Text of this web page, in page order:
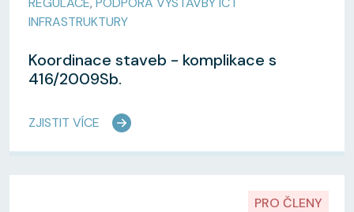
INFRASTRUKTURY
Koordinace staveb - komplikace s
416/2009Sb.
ZJISTIT VÍCE
PRO ČLENY